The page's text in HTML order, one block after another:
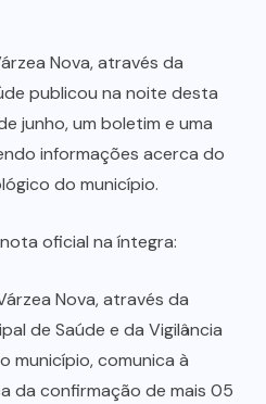
Nova, através da
publicou na noite desta
junho, um boletim e uma
informações acerca do
do município.
oficial na íntegra:
Nova, através da
de Saúde e da Vigilância
município, comunica à
da confirmação de mais 05